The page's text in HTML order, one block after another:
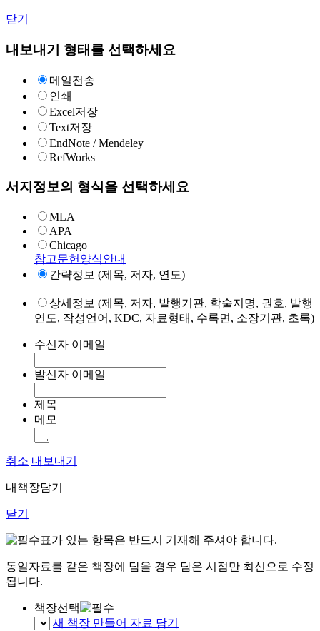
닫기
내보내기 형태를 선택하세요
메일전송
인쇄
Excel저장
Text저장
EndNote / Mendeley
RefWorks
서지정보의 형식을 선택하세요
MLA
APA
Chicago
참고문헌양식안내
간략정보 (제목, 저자, 연도)
상세정보 (제목, 저자, 발행기관, 학술지명, 권호, 발행
연도, 작성언어, KDC, 자료형태, 수록면, 소장기관, 초록)
수신자 이메일
발신자 이메일
제목
메모
취소 내보내기
내책장담기
닫기
표가 있는 항목은 반드시 기재해 주셔야 합니다.
동일자료를 같은 책장에 담을 경우 담은 시점만 최신으로 수정
됩니다.
책장선택
새 책장 만들어 자료 담기